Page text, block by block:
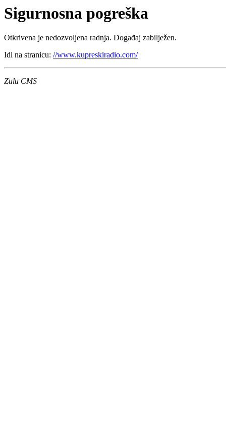
Sigurnosna pogreška
Otkrivena je nedozvoljena radnja. Događaj zabilježen.
Idi na stranicu: //www.kupreskiradio.com/
Zulu CMS